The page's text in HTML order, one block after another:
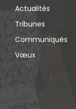
Actualités
Tribunes
Communiqués
Vœux